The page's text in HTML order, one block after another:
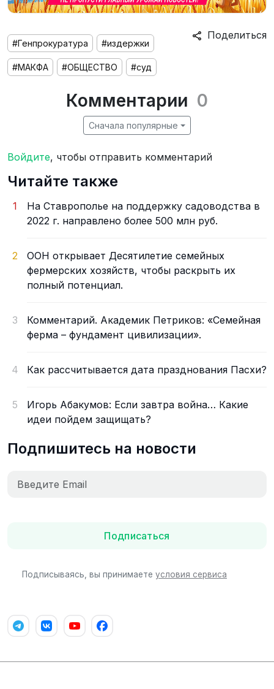
Поделиться
#Генпрокуратура #издержки
#МАКФА #ОБЩЕСТВО #суд
Комментарии 0
Сначала популярные
Войдите, чтобы отправить комментарий
Читайте также
1
На Ставрополье на поддержку садоводства в
2022 г. направлено более 500 млн руб.
2
ООН открывает Десятилетие семейных
фермерских хозяйств, чтобы раскрыть их
полный потенциал.
3
Комментарий. Академик Петриков: «Семейная
ферма – фундамент цивилизации».
4 Как рассчитывается дата празднования Пасхи?
5
Игорь Абакумов: Если завтра война… Какие
идеи пойдем защищать?
Подпишитесь на новости
Подписаться
Подписываясь, вы принимаете условия сервиса